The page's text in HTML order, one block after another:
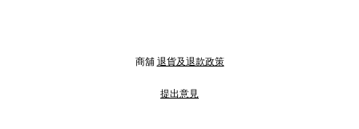
商舖 退貨及退款政策
提出意見